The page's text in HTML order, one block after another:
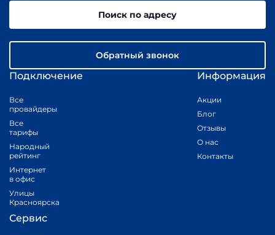
Подключение
Все
провайдеры
Все
тарифы
Народный
рейтинг
Интернет
в офис
Улицы
Красноярска
Информация
Акции
Блог
Отзывы
О нас
Контакты
Сервис
Поиск по адресу
Обратный звонок